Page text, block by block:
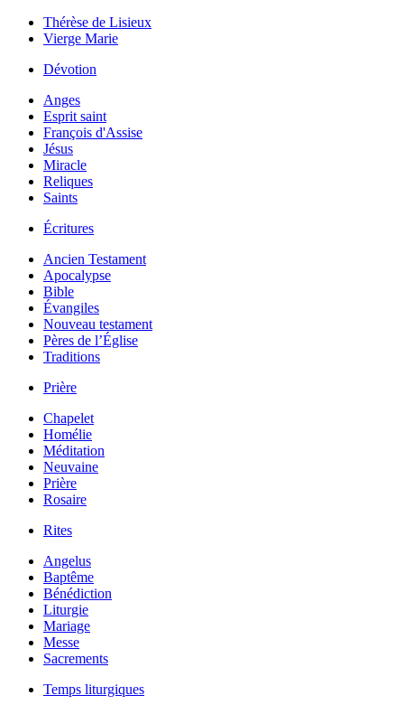
Thérèse de Lisieux
Vierge Marie
Dévotion
Anges
Esprit saint
François d'Assise
Jésus
Miracle
Reliques
Saints
Écritures
Ancien Testament
Apocalypse
Bible
Évangiles
Nouveau testament
Pères de l’Église
Traditions
Prière
Chapelet
Homélie
Méditation
Neuvaine
Prière
Rosaire
Rites
Angelus
Baptême
Bénédiction
Liturgie
Mariage
Messe
Sacrements
Temps liturgiques